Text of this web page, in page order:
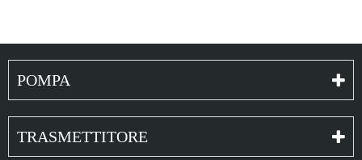
POMPA
TRASMETTITORE